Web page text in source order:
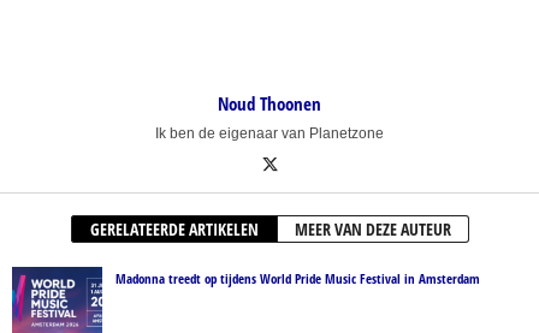
Noud Thoonen
Ik ben de eigenaar van Planetzone
GERELATEERDE ARTIKELEN MEER VAN DEZE AUTEUR
Madonna treedt op tijdens World Pride Music Festival in Amsterdam